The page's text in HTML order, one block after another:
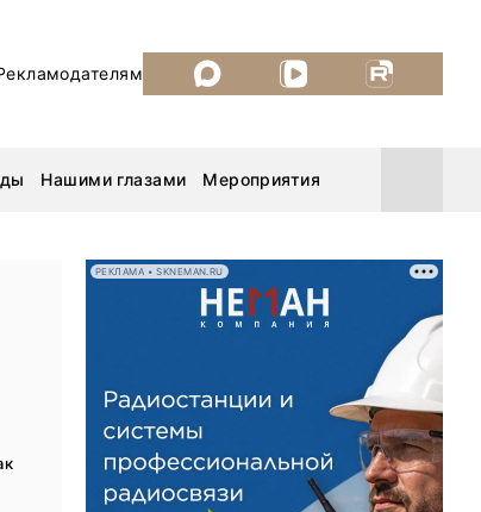
Нашими глазами Мероприятия
MiningWorld Russia 2026
ДП Подкаст. Новый сезон
Рудник 2025
РЕКЛАМА • SKNEMAN.RU